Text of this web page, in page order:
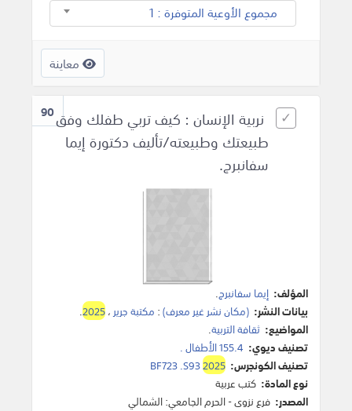
مجموع الأوعية المتوفرة : 1
معاينة
90نربية الإنسان : كيف تربي طفلك وفق
طبيعتك وطبيعته/تأليف دكتورة إيما
سفانبرج.
المؤلف: إيما سفانبرج.
بيانات النشر: (مكان نشر غير معرف): مكتبة جرير ،2025
.
المواضيع: ثقافة التربية.
تصنيف ديوي: 155.4 الأطفال .
تصنيف الكونجرس:
BF723 .S932025
نوع المادة: كتب عربية
المصدر: فرع نزوى - الحرم الجامعي: الشمالي